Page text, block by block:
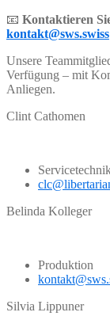
📧 Kontaktieren
kontakt@sws.swiss
Unsere
Verfügung – mit
Anliegen.
Clint Cathomen
Belinda Kolleger
Produktion
Silvia Lippuner